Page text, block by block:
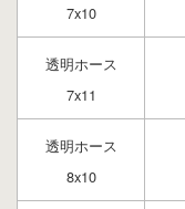
7x10
透明ホース
7x11
透明ホース
8x10